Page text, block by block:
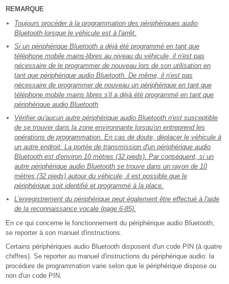
REMARQUE
Toujours procéder à la programmation des périphériques audio
Bluetooth lorsque le véhicule est à l'arrêt.
Si un périphérique Bluetooth a déjà été programmé en tant que
téléphone mobile mains-libres au niveau du véhicule, il n'est pas
nécessaire de le programmer de nouveau lors de son utilisation en
tant que périphérique audio Bluetooth. De même, il n'est pas
nécessaire de programmer de nouveau un périphérique en tant que
téléphone mobile mains libres s'il a déjà été programmé en tant que
périphérique audio Bluetooth
Vérifier qu'aucun autre périphérique audio Bluetooth n'est susceptible
de se trouver dans la zone environnante lorsqu'on entreprend les
opérations de programmation. En cas de doute, déplacer le véhicule à
un autre endroit. La portée de transmission d'un périphérique audio
Bluetooth est d'environ 10 mètres (32 pieds). Par conséquent, si un
autre périphérique audio Bluetooth se trouve dans un rayon de 10
mètres (32 pieds) autour du véhicule, il est possible que le
périphérique soit identifié et programmé à la place.
L'enregistrement du périphérique peut également être effectué à l'aide
de la reconnaissance vocale (page 6-85).
En ce qui concerne le fonctionnement du périphérique audio Bluetooth,
se reporter à son manuel d'instructions.
Certains périphériques audio Bluetooth disposent d'un code PIN (à quatre
chiffres). Se reporter au manuel d'instructions du périphérique audio: la
procédure de programmation varie selon que le périphérique dispose ou
non d'un code PIN.